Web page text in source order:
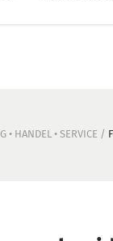
• HANDEL • SERVICE /